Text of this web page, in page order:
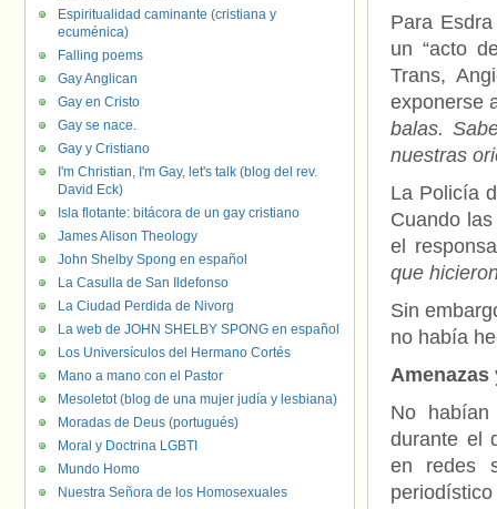
Para
un “acto
Trans,
exponerse
balas.
nuestras
La Policía
Cuando
el
que
Sin
no había
No
durante el
en redes
Espiritualidad caminante (cristiana y
ecuménica)
Falling poems
Gay Anglican
Gay en Cristo
Gay se nace.
Gay y Cristiano
I'm Christian, I'm Gay, let's talk (blog del rev.
David Eck)
Isla flotante: bitácora de un gay cristiano
James Alison Theology
John Shelby Spong en español
La Casulla de San Ildefonso
La Ciudad Perdida de Nivorg
La web de JOHN SHELBY SPONG en español
Los Universículos del Hermano Cortés
Mano a mano con el Pastor
Mesoletot (blog de una mujer judía y lesbiana)
Moradas de Deus (portugués)
Moral y Doctrina LGBTI
Mundo Homo
Nuestra Señora de los Homosexuales